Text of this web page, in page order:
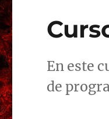
En este
de